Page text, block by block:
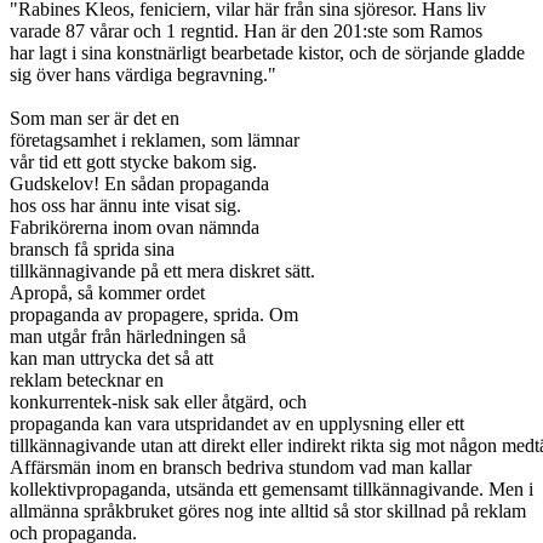
"Rabines Kleos, feniciern, vilar här från sina sjöresor. Hans liv
varade 87 vårar och 1 regntid. Han är den 201:ste som Ramos
har lagt i sina konstnärligt bearbetade kistor, och de sörjande gladde
sig över hans värdiga begravning."
Som man ser är det en
företagsamhet i reklamen, som lämnar
vår tid ett gott stycke bakom sig.
Gudskelov! En sådan propaganda
hos oss har ännu inte visat sig.
Fabrikörerna inom ovan nämnda
bransch få sprida sina
tillkännagivande på ett mera diskret sätt.
Apropå, så kommer ordet
propaganda av propagere, sprida. Om
man utgår från härledningen så
kan man uttrycka det så att
reklam betecknar en
konkurrentek-nisk sak eller åtgärd, och
propaganda kan vara utspridandet av en upplysning eller ett
tillkännagivande utan att direkt eller indirekt rikta sig mot någon
Affärsmän inom en bransch bedriva stundom vad man kallar
kollektivpropaganda, utsända ett gemensamt tillkännagivande. Men i
allmänna språkbruket göres nog inte alltid så stor skillnad på reklam
och propaganda.